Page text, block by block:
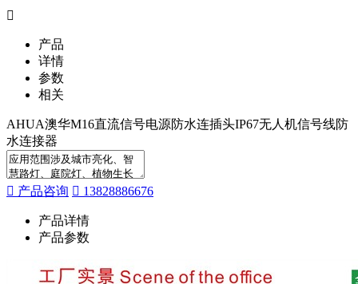
产品
详情
参数
相关
AHUA澳华M16直流信号电源防水连插头IP67无人机信号线防
水连接器
产品咨询 13828886676
产品详情
产品参数